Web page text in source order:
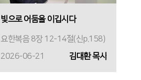
빛으로 어둠을 이깁시다
요한복음 8장 12-14절(신p.158)
2026-06-21
김대환 목사